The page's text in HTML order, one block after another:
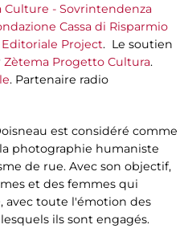
Culture - Sovrintendenza
Cassa di Risparmio
Editoriale Project. Le soutien
Zètema Progetto Cultura.
. Partenaire radio
est considéré comme
photographie humaniste
de rue. Avec son objectif,
et des femmes qui
, avec toute l'émotion des
ils sont engagés.